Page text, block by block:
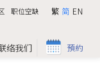
职位空缺 繁 简 EN
络我们 預約